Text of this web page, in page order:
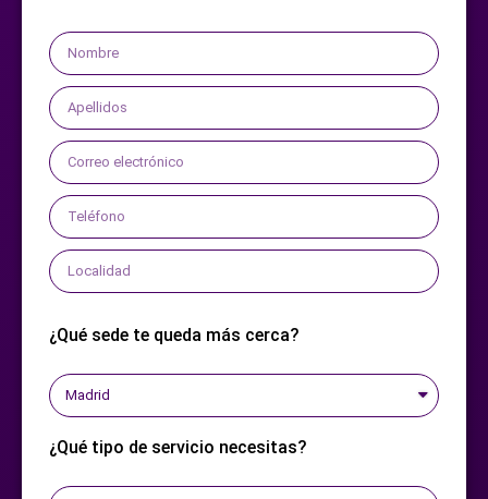
¿Qué sede te queda más cerca?
¿Qué tipo de servicio necesitas?